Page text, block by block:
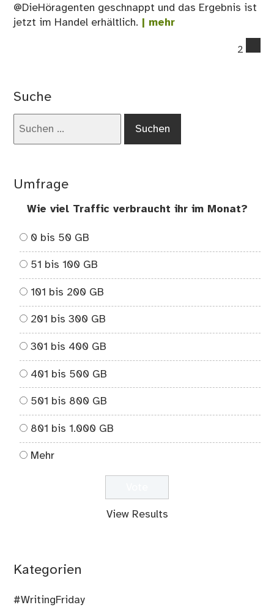
@DieHöragenten geschnappt und das Ergebnis ist
jetzt im Handel erhältlich. | mehr
2
Suche
Umfrage
Wie viel Traffic verbraucht ihr im Monat?
0 bis 50 GB
51 bis 100 GB
101 bis 200 GB
201 bis 300 GB
301 bis 400 GB
401 bis 500 GB
501 bis 800 GB
801 bis 1.000 GB
Mehr
View Results
Kategorien
#WritingFriday